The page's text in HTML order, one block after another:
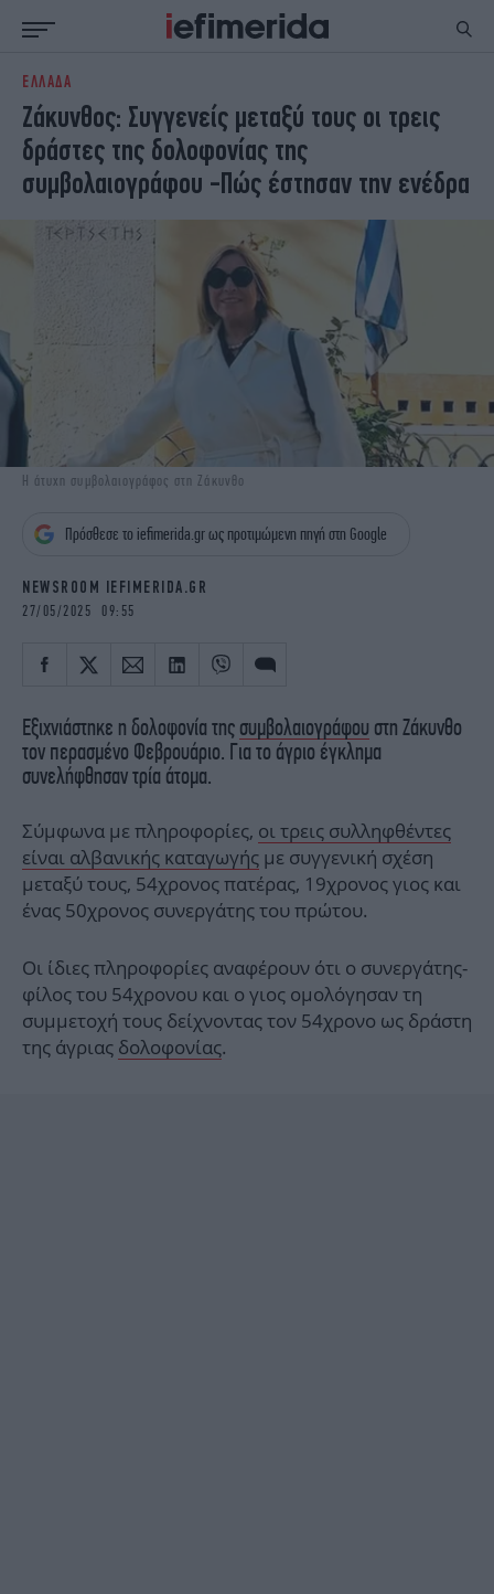
ΕΙΔΗΣΕΙΣ
NON PAPER
ΕΛΛΑΔΑ
ΟΙΚΟΝΟΜΙΑ
ΚΟΣΜΟΣ
ΠΟΛΙΤΙΣΜΟΣ
ΠΑΝΕΛΛΗΝΙΕΣ
ΣΠΟΡ
ENGLISH EDITION
TRAVEL
ΤΕΧΝΟΛΟΓΙΑ
ΥΓΕΙΑ
DESIGN
ΟΛΥΜΠΙΑΚΟΙ ΑΓΩΝΕΣ
GREEN
PODCAST
iAUTOKINITO
iOPINIONS
OSCARS
THE OCEAN
ΕΛΛΑΔΑ
Ζάκυνθος: Συγγενείς μεταξύ τους οι τρεις
δράστες της δολοφονίας της
συμβολαιογράφου -Πώς έστησαν την ενέδρα
Η άτυχη συμβολαιογράφος στη Ζάκυνθο
Πρόσθεσε το iefimerida.gr ως προτιμώμενη πηγή στη Google
NEWSROOM IEFIMERIDA.GR
27/05/2025 09:55
Εξιχνιάστηκε η δολοφονία της συμβολαιογράφου στη Ζάκυνθο
τον περασμένο Φεβρουάριο. Για το άγριο έγκλημα
συνελήφθησαν τρία άτομα.
Σύμφωνα με πληροφορίες, οι τρεις συλληφθέντες
είναι αλβανικής καταγωγής με συγγενική σχέση
μεταξύ τους, 54χρονος πατέρας, 19χρονος γιος και
ένας 50χρονος συνεργάτης του πρώτου.
Οι ίδιες πληροφορίες αναφέρουν ότι ο συνεργάτης-
φίλος του 54χρονου και ο γιος ομολόγησαν τη
συμμετοχή τους δείχνοντας τον 54χρονο ως δράστη
της άγριας δολοφονίας.